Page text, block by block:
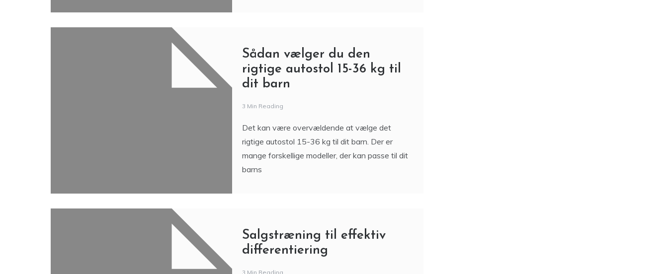
Sådan vælger du den
rigtige autostol 15-36 kg til
dit barn
3 Min Reading
Det kan være overvældende at vælge det
rigtige autostol 15-36 kg til dit barn. Der er
mange forskellige modeller, der kan passe til dit
barns
Salgstræning til effektiv
differentiering
3 Min Reading